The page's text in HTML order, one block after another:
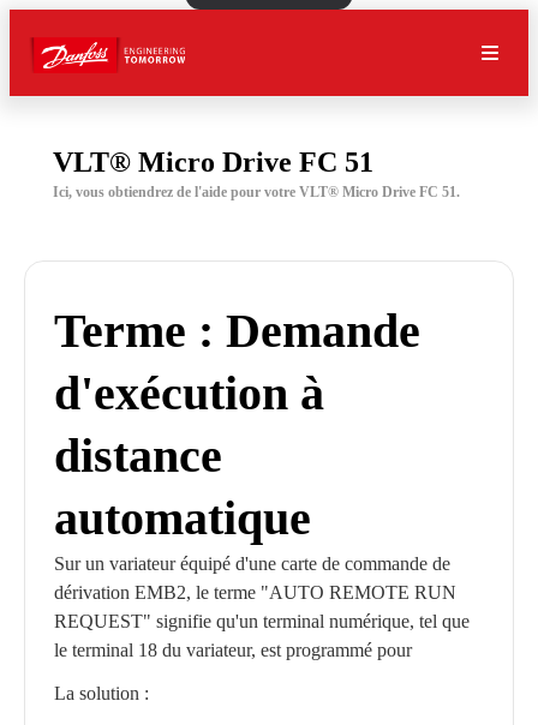
VLT® Micro Drive FC 51
Ici, vous obtiendrez de l'aide pour votre VLT® Micro Drive FC 51.
Terme : Demande
d'exécution à
distance
automatique
Sur un variateur équipé d'une carte de commande de
dérivation EMB2, le terme "AUTO REMOTE RUN
REQUEST" signifie qu'un terminal numérique, tel que
le terminal 18 du variateur, est programmé pour
La solution :